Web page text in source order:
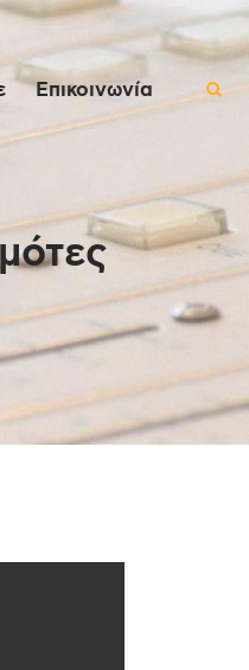
Επικοινωνία